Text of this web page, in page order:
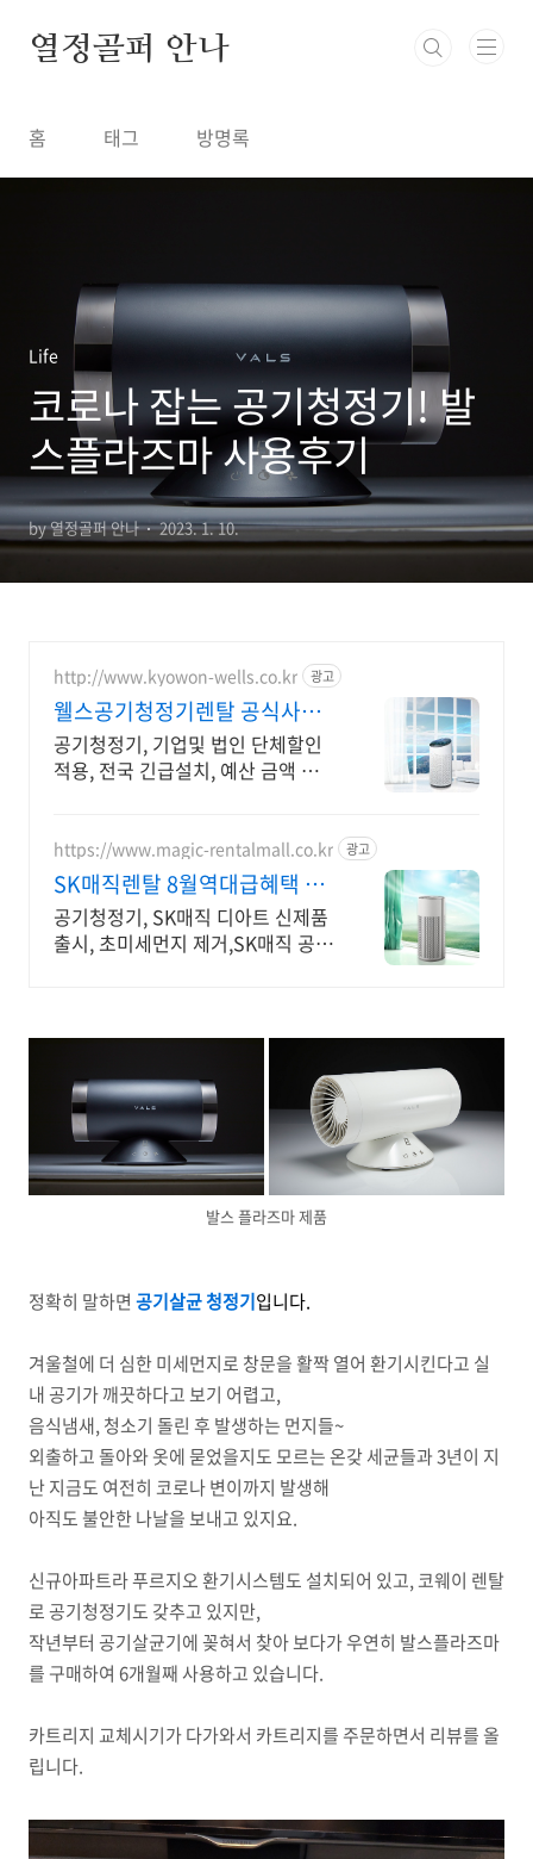
열정골퍼 안나
홈 태그 방명록
Life
코로나 잡는 공기청정기! 발
스플라즈마 사용후기
by 열정골퍼 안나 2023. 1. 10.
http://www.kyowon-wells.co.kr 광고
웰스공기청정기렌탈 공식사이
트 기업 단체할인 가능!
공기청정기, 기업및 법인 단체할인
적용, 전국 긴급설치, 예산 금액 셋팅
https://www.magic-rentalmall.co.kr 광고
SK매직렌탈 8월역대급혜택 예
약접수 최대혜택!
공기청정기, SK매직 디아트 신제품
출시, 초미세먼지 제거,SK매직 공식
발스 플라즈마 제품
정확히 말하면 공기살균 청정기입니다.
겨울철에 더 심한 미세먼지로 창문을 활짝 열어 환기시킨다고 실
내 공기가 깨끗하다고 보기 어렵고,
음식냄새, 청소기 돌린 후 발생하는 먼지들~
외출하고 돌아와 옷에 묻었을지도 모르는 온갖 세균들과 3년이 지
난 지금도 여전히 코로나 변이까지 발생해
아직도 불안한 나날을 보내고 있지요.
신규아파트라 푸르지오 환기시스템도 설치되어 있고, 코웨이 렌탈
로 공기청정기도 갖추고 있지만,
작년부터 공기살균기에 꽂혀서 찾아 보다가 우연히 발스플라즈마
를 구매하여 6개월째 사용하고 있습니다.
카트리지 교체시기가 다가와서 카트리지를 주문하면서 리뷰를 올
립니다.